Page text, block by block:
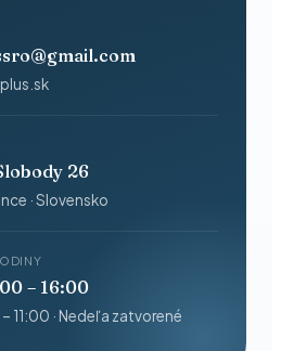
26
· Slovensko
– 16:00
11:00 · Nedeľa zatvorené